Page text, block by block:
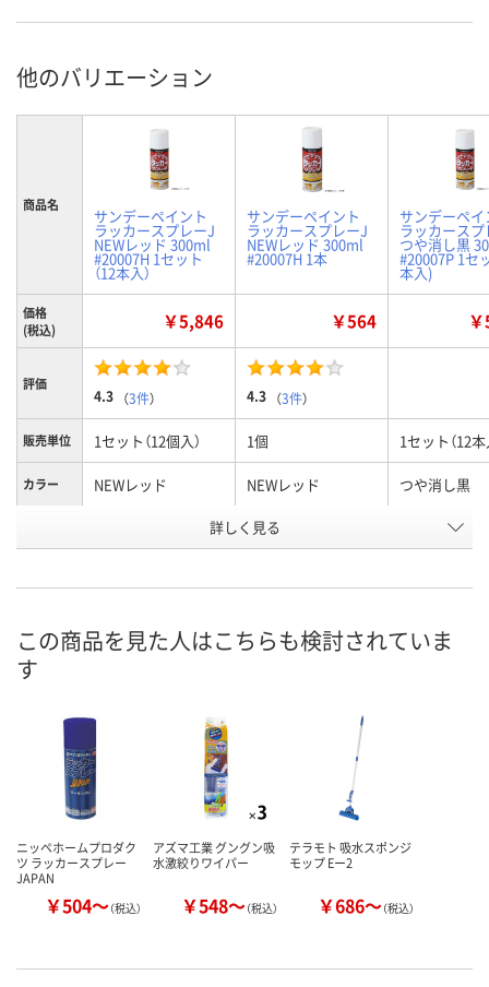
他のバリエーション
商品名
サンデーペイント
ラッカースプレーJ
NEWレッド 300ml
#20007H 1セット
（12本入）
サンデーペイント
ラッカースプレーJ
NEWレッド 300ml
#20007H 1本
サンデーペイ
ラッカース
つや消し黒
#20007P 1セ
本入)
価格
(税込)
￥5,846 ￥564
評価
4.3 （3件） 4.3 （3件）
販売単位 1セット（12個入） 1個 1セット（12本
カラー NEWレッド NEWレッド つや消し黒
A798467 EJ33822
8月8日（土）
詳しく見る
この商品を見た人はこちらも検討されていま
す
ニッペホームプロダク
ツ ラッカースプレー
JAPAN
￥504～（税込）
アズマ工業 グングン吸
水激絞りワイパー
￥548～（税込）
テラモト 吸水スポンジ
モップ Eー2
￥686～（税込）